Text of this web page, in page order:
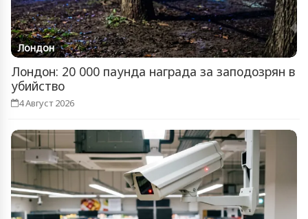
Лондон
Лондон: 20 000 паунда награда за заподозрян в
убийство
4 Август 2026